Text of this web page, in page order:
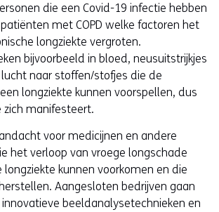
die een Covid-19 infectie hebben
met COPD welke factoren het
longziekte vergroten.
bijvoorbeeld in bloed, neusuitstrijkjes
naar stoffen/stofjes die de
longziekte kunnen voorspellen, dus
manifesteert.
voor medicijnen en andere
het verloop van vroege longschade
longziekte kunnen voorkomen en die
Aangesloten bedrijven gaan
beeldanalysetechnieken en